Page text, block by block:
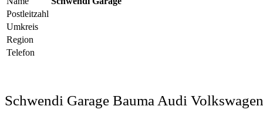
Postleitzahl
Umkreis
Region
Telefon
Schwendi Garage Bauma Audi Volkswagen